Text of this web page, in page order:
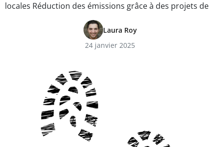
locales Réduction des émissions grâce à des projets de
Laura Roy
24 janvier 2025